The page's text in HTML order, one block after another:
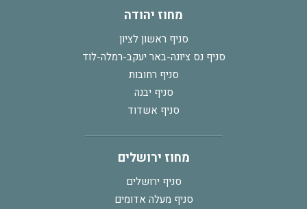
מחוז יהודה
סניף ראשון לציון
סניף נס ציונה-באר יעקב-רמלה-לוד
סניף רחובות
סניף יבנה
סניף אשדוד
מחוז ירושלים
סניף ירושלים
סניף מעלה אדומים